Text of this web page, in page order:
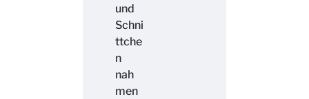
und
Schni
ttche
n
nah
men